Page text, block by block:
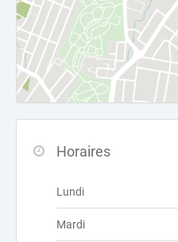
Horaires
Lundi
Mardi